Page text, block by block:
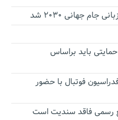
جهانی ۲۰۳۰ شد
باید براساس
فوتبال با حضور
رسمی فاقد سندیت است